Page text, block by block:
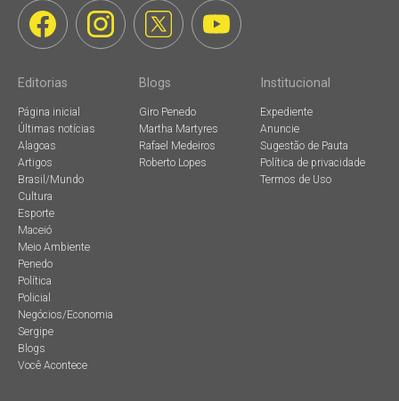
Editorias
Página inicial
Últimas notícias
Alagoas
Artigos
Brasil/Mundo
Cultura
Esporte
Maceió
Meio Ambiente
Penedo
Política
Policial
Negócios/Economia
Sergipe
Blogs
Você Acontece
Blogs
Giro Penedo
Martha Martyres
Rafael Medeiros
Roberto Lopes
Institucional
Expediente
Anuncie
Sugestão de Pauta
Política de privacidade
Termos de Uso